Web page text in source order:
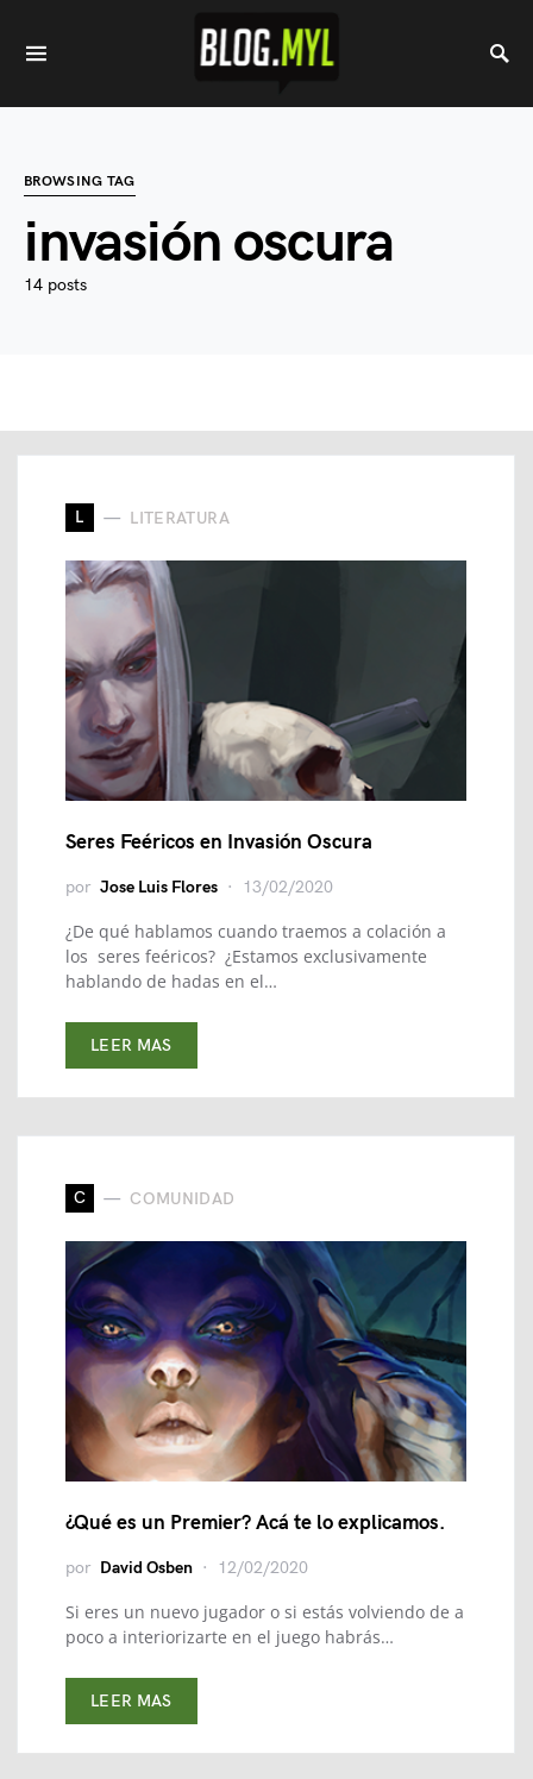
BROWSING TAG
invasión oscura
14 posts
L LITERATURA
Seres Feéricos en Invasión Oscura
por Jose Luis Flores 13/02/2020
¿De qué hablamos cuando traemos a colación a
los seres feéricos? ¿Estamos exclusivamente
hablando de hadas en el…
LEER MAS
C COMUNIDAD
¿Qué es un Premier? Acá te lo explicamos.
por David Osben 12/02/2020
Si eres un nuevo jugador o si estás volviendo de a
poco a interiorizarte en el juego habrás…
LEER MAS